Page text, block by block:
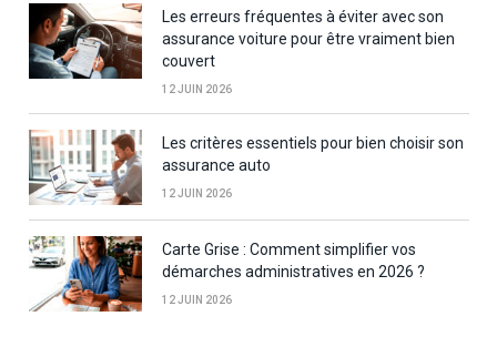
Les erreurs fréquentes à éviter avec son
assurance voiture pour être vraiment bien
couvert
12 JUIN 2026
Les critères essentiels pour bien choisir son
assurance auto
12 JUIN 2026
Carte Grise : Comment simplifier vos
démarches administratives en 2026 ?
12 JUIN 2026